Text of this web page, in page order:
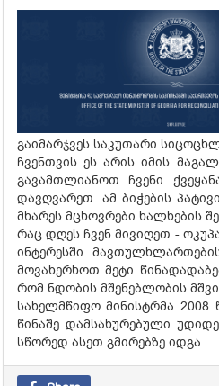
გაიმარჯვეს საკუთარი
ჩვენთვის ეს არის იმის
გავამთლიანოთ ჩვენი
დავღვარეთ. ამ ბიჭების
მხარეს მცხოვრები ხალხების
რაც დღეს ჩვენ მივიღეთ -
ინტერესში.
მოვახერხოთ მეტი
რომ ნდობის მშენებლობის
სახელმწიფო მინისტრმა
წინაშე დამსახურებული
სწორედ ასეთ გმირებზე იდგა.